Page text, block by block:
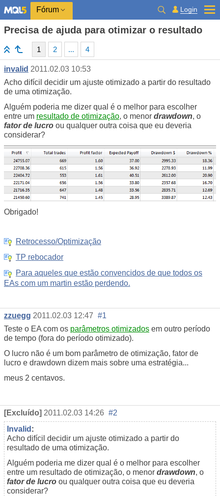
Fórum Login
Precisa de ajuda para otimizar o resultado
1 2 ... 4
invalid 2011.02.03 10:53
Acho difícil decidir um ajuste otimizado a partir do resultado
de uma otimização.
Alguém poderia me dizer qual é o melhor para escolher
entre um resultado de otimização, o menor drawdown, o
fator de lucro ou qualquer outra coisa que eu deveria
considerar?
Obrigado!
Retrocesso/Optimização
TP rebocador
Para aqueles que estão convencidos de que todos os
EAs com um martin estão perdendo.
zzuegg 2011.02.03 12:47 #1
Teste o EA com os parâmetros otimizados em outro período
de tempo (fora do período otimizado).
O lucro não é um bom parâmetro de otimização, fator de
lucro e drawdown dizem mais sobre uma estratégia...
meus 2 centavos.
[Excluído] 2011.02.03 14:26 #2
Invalid :
Acho difícil decidir um ajuste otimizado a partir do
resultado de uma otimização.
Alguém poderia me dizer qual é o melhor para escolher
entre um resultado de otimização, o menor drawdown, o
fator de lucro ou qualquer outra coisa que eu deveria
considerar?